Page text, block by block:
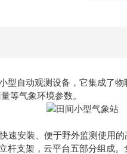
型自动观测设备，它集成了
等气象环境参数。
安装、便于野外监测使用的
支架，云平台五部分组成。